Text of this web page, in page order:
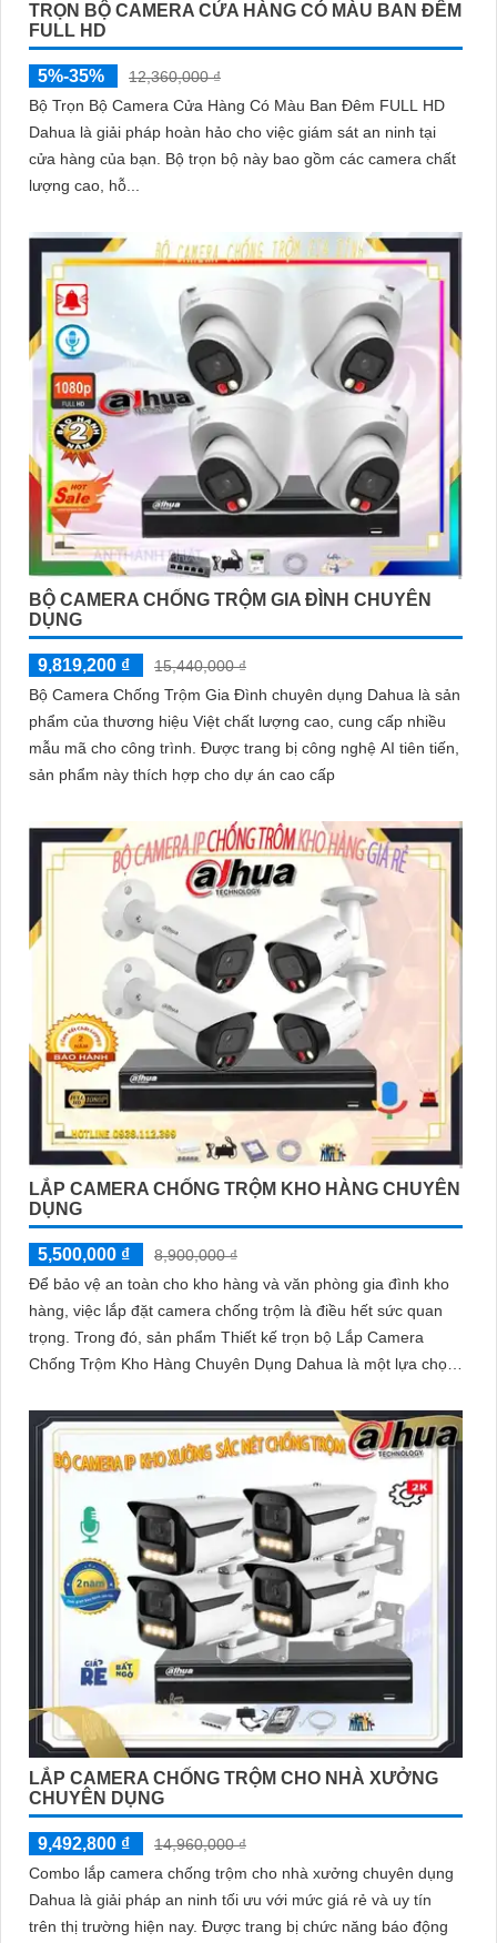
TRỌN BỘ CAMERA CỬA HÀNG CÓ MÀU BAN ĐÊM
FULL HD
5%-35%
12,360,000 ₫
Bộ Trọn Bộ Camera Cửa Hàng Có Màu Ban Đêm FULL HD
Dahua là giải pháp hoàn hảo cho việc giám sát an ninh tại
cửa hàng của bạn. Bộ trọn bộ này bao gồm các camera chất
lượng cao, hỗ...
BỘ CAMERA CHỐNG TRỘM GIA ĐÌNH CHUYÊN
DỤNG
9,819,200 ₫
15,440,000 ₫
Bộ Camera Chống Trộm Gia Đình chuyên dụng Dahua là sản
phẩm của thương hiệu Việt chất lượng cao, cung cấp nhiều
mẫu mã cho công trình. Được trang bị công nghệ AI tiên tiến,
sản phẩm này thích hợp cho dự án cao cấp
LẮP CAMERA CHỐNG TRỘM KHO HÀNG CHUYÊN
DỤNG
5,500,000 ₫
8,900,000 ₫
Để bảo vệ an toàn cho kho hàng và văn phòng gia đình kho
hàng, việc lắp đặt camera chống trộm là điều hết sức quan
trọng. Trong đó, sản phẩm Thiết kế trọn bộ Lắp Camera
Chống Trộm Kho Hàng Chuyên Dụng Dahua là một lựa chọn
LẮP CAMERA CHỐNG TRỘM CHO NHÀ XƯỞNG
CHUYÊN DỤNG
9,492,800 ₫
14,960,000 ₫
Combo lắp camera chống trộm cho nhà xưởng chuyên dụng
Dahua là giải pháp an ninh tối ưu với mức giá rẻ và uy tín
trên thị trường hiện nay. Được trang bị chức năng báo động